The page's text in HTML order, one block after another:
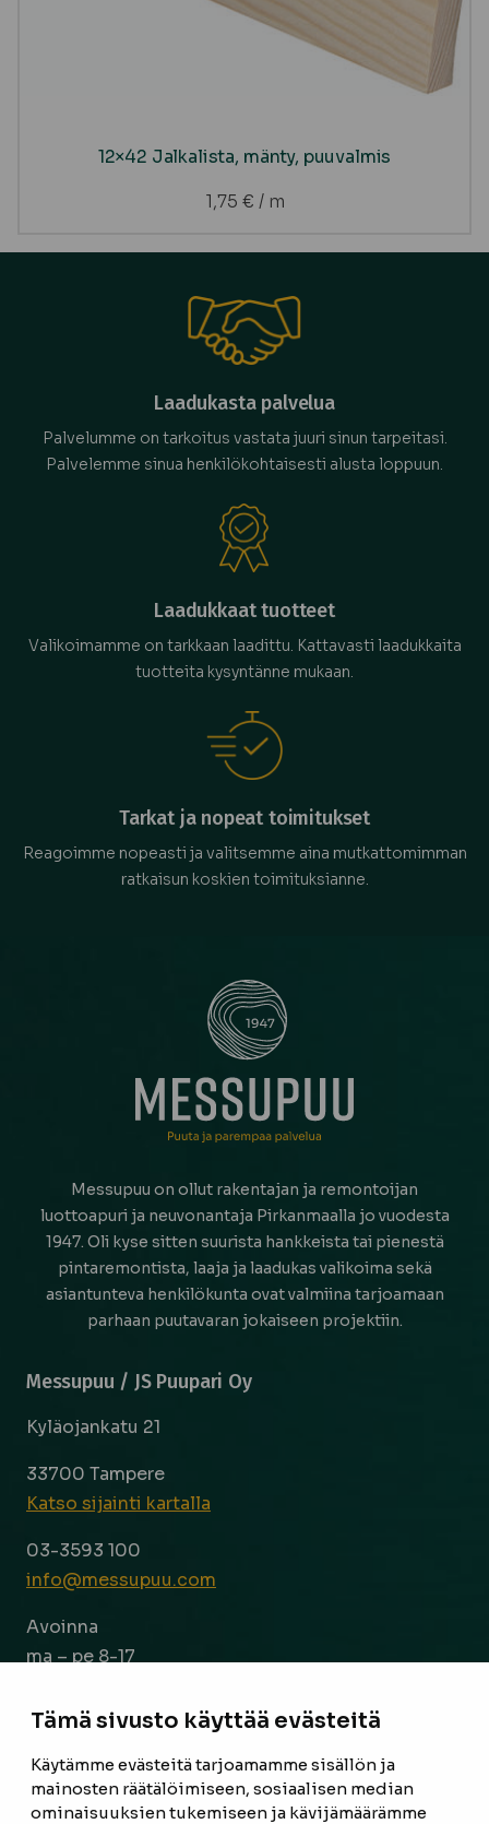
Tämä sivusto käyttää evästeitä
Käytämme evästeitä tarjoamamme sisällön ja
mainosten räätälöimiseen, sosiaalisen median
ominaisuuksien tukemiseen ja kävijämäärämme
12×42 Jalkalista, mänty, puuvalmis
1,75 € / m
Laadukasta palvelua
Palvelumme on tarkoitus vastata juuri sinun tarpeitasi.
Palvelemme sinua henkilökohtaisesti alusta loppuun.
Laadukkaat tuotteet
Valikoimamme on tarkkaan laadittu. Kattavasti laadukkaita
tuotteita kysyntänne mukaan.
Tarkat ja nopeat toimitukset
Reagoimme nopeasti ja valitsemme aina mutkattomimman
ratkaisun koskien toimituksianne.
Messupuu on ollut rakentajan ja remontoijan
luottoapuri ja neuvonantaja Pirkanmaalla jo vuodesta
1947. Oli kyse sitten suurista hankkeista tai pienestä
pintaremontista, laaja ja laadukas valikoima sekä
asiantunteva henkilökunta ovat valmiina tarjoamaan
parhaan puutavaran jokaiseen projektiin.
Messupuu / JS Puupari Oy
Kyläojankatu 21
33700 Tampere
Katso sijainti kartalla
03-3593 100
info@messupuu.com
Avoinna
ma – pe 8-17
ETUSIVU